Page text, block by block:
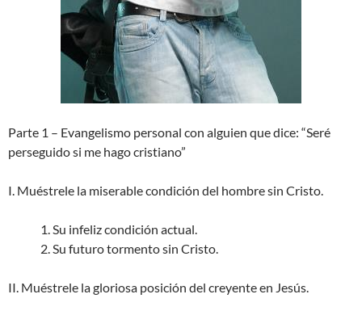
Parte 1 – Evangelismo personal con alguien que dice: “Seré
perseguido si me hago cristiano”
I. Muéstrele la miserable condición del hombre sin Cristo.
1. Su infeliz condición actual.
2. Su futuro tormento sin Cristo.
II. Muéstrele la gloriosa posición del creyente en Jesús.